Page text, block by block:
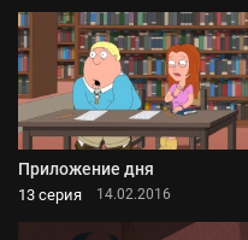
Приложение дня
13 серия 14.02.2016